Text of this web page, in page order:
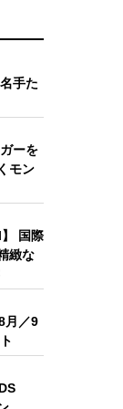
手た
ーを
モン
国際
緻な
月／9